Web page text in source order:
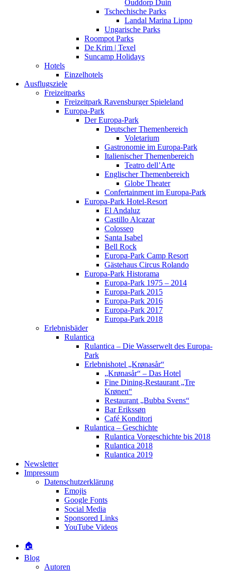
Ouddorp Duin
Tschechische Parks
Landal Marina Lipno
Ungarische Parks
Roompot Parks
De Krim | Texel
Suncamp Holidays
Hotels
Einzelhotels
Ausflugsziele
Freizeitparks
Freizeitpark Ravensburger Spieleland
Europa-Park
Der Europa-Park
Deutscher Themenbereich
Voletarium
Gastronomie im Europa-Park
Italienischer Themenbereich
Teatro dell’Arte
Englischer Themenbereich
Globe Theater
Confertainment im Europa-Park
Europa-Park Hotel-Resort
El Andaluz
Castillo Alcazar
Colosseo
Santa Isabel
Bell Rock
Europa-Park Camp Resort
Gästehaus Circus Rolando
Europa-Park Historama
Europa-Park 1975 – 2014
Europa-Park 2015
Europa-Park 2016
Europa-Park 2017
Europa-Park 2018
Erlebnisbäder
Rulantica
Rulantica – Die Wasserwelt des Europa-
Park
Erlebnishotel „Krønasår“
„Krønasår“ – Das Hotel
Fine Dining-Restaurant „Tre
Krønen“
Restaurant „Bubba Svens“
Bar Erikssøn
Café Konditori
Rulantica – Geschichte
Rulantica Vorgeschichte bis 2018
Rulantica 2018
Rulantica 2019
Newsletter
Impressum
Datenschutzerklärung
Emojis
Google Fonts
Social Media
Sponsored Links
YouTube Videos
🏠
Blog
Autoren